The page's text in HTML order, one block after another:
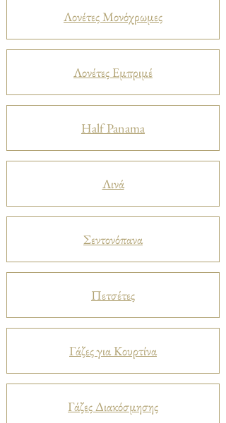
Λονέτες Μονόχρωμες
Λονέτες Εμπριμέ
Half Panama
Λινά
Σεντονόπανα
Πετσέτες
Γάζες για Κουρτίνα
Γάζες Διακόσμησης